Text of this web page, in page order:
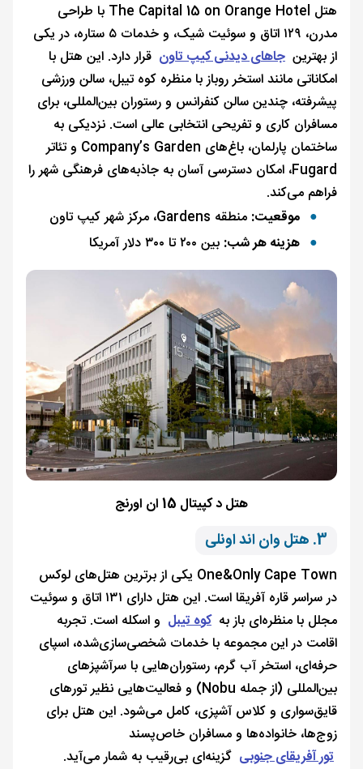
هتل The Capital 15 on Orange Hotel با طراحی
مدرن، ۱۲۹ اتاق و سوئیت شیک، و خدمات ۵ ستاره، در یکی
از بهترین جاهای دیدنی کیپ تاون قرار دارد. این هتل با
امکاناتی مانند استخر روباز با منظره کوه تیبل، سالن ورزشی
پیشرفته، چندین سالن کنفرانس و رستوران بین‌المللی، برای
مسافران کاری و تفریحی انتخابی عالی است. نزدیکی به
ساختمان پارلمان، باغ‌های Company’s Garden و تئاتر
Fugard، امکان دسترسی آسان به جاذبه‌های فرهنگی شهر را
فراهم می‌کند.
موقعیت: منطقه Gardens، مرکز شهر کیپ تاون
هزینه هر شب: بین ۲۰۰ تا ۳۰۰ دلار آمریکا
هتل د کپیتال 15 ان اورنج
3. هتل وان اند اونلی
One&Only Cape Town یکی از برترین هتل‌های لوکس
در سراسر قاره آفریقا است. این هتل دارای ۱۳۱ اتاق و سوئیت
مجلل با منظره‌ای باز به کوه تیبل و اسکله است. تجربه
اقامت در این مجموعه با خدمات شخصی‌سازی‌شده، اسپای
حرفه‌ای، استخر آب گرم، رستوران‌هایی با سرآشپزهای
بین‌المللی (از جمله Nobu) و فعالیت‌هایی نظیر تورهای
قایق‌سواری و کلاس آشپزی، کامل می‌شود. این هتل برای
زوج‌ها، خانواده‌ها و مسافران خاص‌پسند
تور آفریقای جنوبی گزینه‌ای بی‌رقیب به شمار می‌آید.